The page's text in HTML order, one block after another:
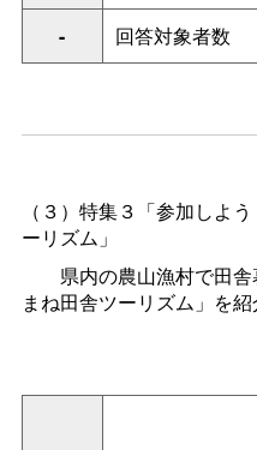
-
回答対象者数
（３）特集３「参加しよ
ーリズム」
県内の農山漁村で田
まね田舎ツーリズム」を紹